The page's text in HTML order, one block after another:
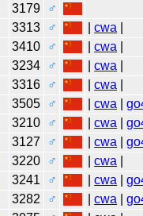
3179
♂
3313 ♂ |cwa
3410 ♂ |cwa
3234 ♂ |cwa
3316 ♂ |cwa
3505 ♂ |cwa |
3210 ♂ |cwa |
3127 ♂ |cwa |
3220 ♂ |cwa
3241 ♂ |cwa |
3282 ♂ |cwa |